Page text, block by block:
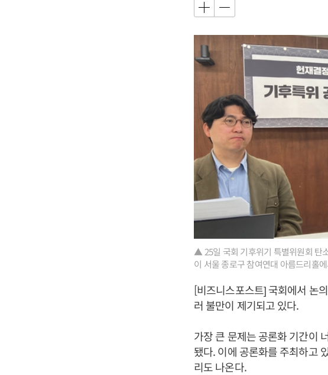
▲ 25일 국회 기후위기 특별위원회 탄
이 서울 종로구 참여연대 아름드리홀
[비즈니스포스트] 국회에서 논
러 불만이 제기되고 있다.
가장 큰 문제는 공론화 기간이
됐다. 이에 공론화를 주최하고
리도 나온다.